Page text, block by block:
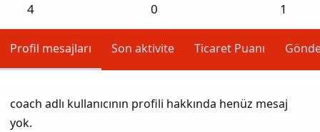
4 0 1
Profil mesajları Son aktivite Ticaret Puanı
coach adlı kullanıcının profili hakkında henüz mesaj
yok.